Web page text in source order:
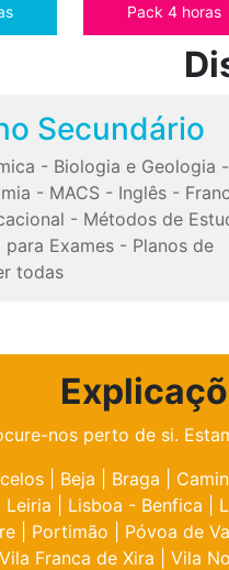
Pack 4 horas
Secundário
- Biologia e Geologia -
- MACS- Inglês-
- Métodos de
para Exames- Planos de
todas
nos perto de si.
Beja Braga
Leiria Lisboa - Benfica
Portimão Póvoa de
Vila Franca de Xira
Vila